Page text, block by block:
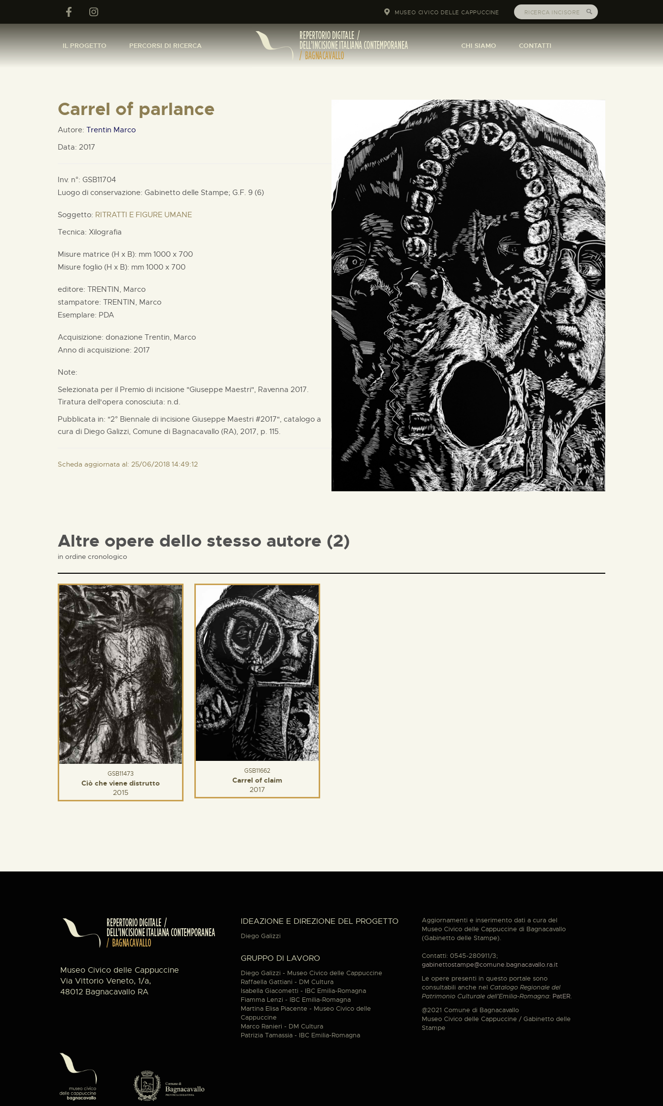
MUSEO CIVICO DELLE CAPPUCCINE
IL PROGETTO PERCORSI DI RICERCA CHI SIAMO CONTATTI
Carrel of parlance
Autore: Trentin Marco
Data: 2017
Inv. n°: GSB11704
Luogo di conservazione: Gabinetto delle Stampe; G.F. 9 (6)
Soggetto: RITRATTI E FIGURE UMANE
Tecnica: Xilografia
Misure matrice (H x B): mm 1000 x 700
Misure foglio (H x B): mm 1000 x 700
editore: TRENTIN, Marco
stampatore: TRENTIN, Marco
Esemplare: PDA
Acquisizione: donazione Trentin, Marco
Anno di acquisizione: 2017
Note:
Selezionata per il Premio di incisione "Giuseppe Maestri", Ravenna 2017.
Tiratura dell'opera conosciuta: n.d.
Pubblicata in: "2° Biennale di incisione Giuseppe Maestri #2017", catalogo a
cura di Diego Galizzi, Comune di Bagnacavallo (RA), 2017, p. 115.
Scheda aggiornata al: 25/06/2018 14:49:12
Altre opere dello stesso autore (2)
in ordine cronologico
GSB11473
Ciò che viene distrutto
2015
GSB11662
Carrel of claim
2017
Museo Civico delle Cappuccine
Via Vittorio Veneto, 1/a,
48012 Bagnacavallo RA
IDEAZIONE E DIREZIONE DEL PROGETTO
Diego Galizzi
GRUPPO DI LAVORO
Diego Galizzi - Museo Civico delle Cappuccine
Raffaella Gattiani - DM Cultura
Isabella Giacometti - IBC Emilia-Romagna
Fiamma Lenzi - IBC Emilia-Romagna
Martina Elisa Piacente - Museo Civico delle
Cappuccine
Marco Ranieri - DM Cultura
Patrizia Tamassia - IBC Emilia-Romagna
Aggiornamenti e inserimento dati a cura del
Museo Civico delle Cappuccine di Bagnacavallo
(Gabinetto delle Stampe).
Contatti: 0545-280911/3;
gabinettostampe@comune.bagnacavallo.ra.it
Le opere presenti in questo portale sono
consultabili anche nel Catalogo Regionale del
Patrimonio Culturale dell'Emilia-Romagna: PatER.
@2021 Comune di Bagnacavallo
Museo Civico delle Cappuccine / Gabinetto delle
Stampe